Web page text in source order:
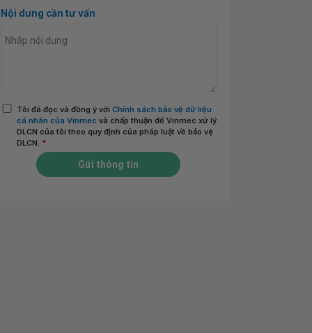
Nội dung cần tư vấn
Tôi đã đọc và đồng ý với Chính sách bảo vệ dữ liệu
cá nhân của Vinmec và chấp thuận để Vinmec xử lý
DLCN của tôi theo quy định của pháp luật về bảo vệ
DLCN. *
Gửi thông tin